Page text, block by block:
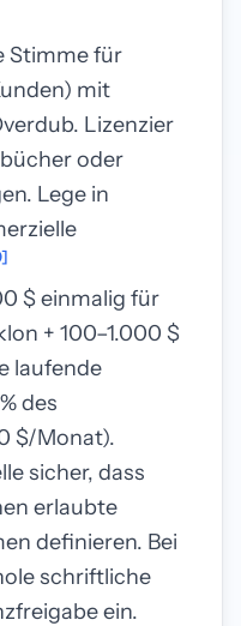
Stimme für
mit
Lizenzier
oder
Lege in
$ einmalig für
+ 100–1.000 $
laufende
des
$/Monat).
sicher, dass
erlaubte
definieren. Bei
schriftliche
ein.